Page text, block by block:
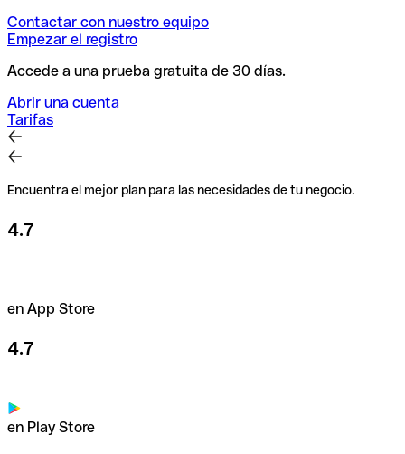
Contactar con nuestro equipo
Empezar el registro
Accede a una prueba gratuita de 30 días.
Abrir una cuenta
Tarifas
Encuentra el mejor plan para las necesidades de tu negocio.
4.7
en App Store
4.7
en Play Store